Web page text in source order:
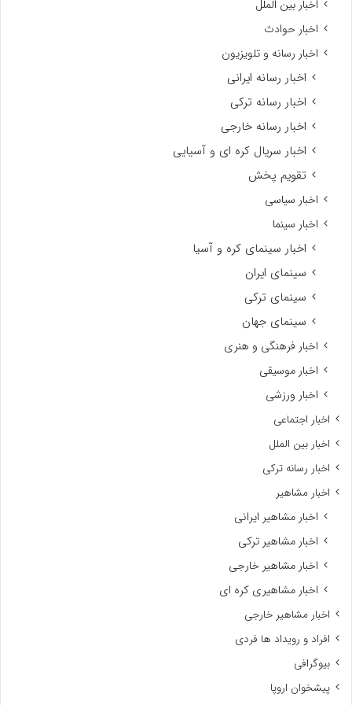
اخبار بین الملل
اخبار حوادث
اخبار رسانه و تلویزیون
اخبار رسانه ایرانی
اخبار رسانه ترکی
اخبار رسانه خارجی
اخبار سریال کره ای و آسیایی
تقویم پخش
اخبار سیاسی
اخبار سینما
اخبار سینمای کره و آسیا
سینمای ایران
سینمای ترکی
سینمای جهان
اخبار فرهنگی و هنری
اخبار موسیقی
اخبار ورزشی
اخبار اجتماعی
اخبار بین الملل
اخبار رسانه ترکی
اخبار مشاهیر
اخبار مشاهیر ایرانی
اخبار مشاهیر ترکی
اخبار مشاهیر خارجی
اخبار مشاهیری کره ای
اخبار مشاهیر خارجی
افراد و رویداد ها فردی
بیوگرافی
پیشخوان اروپا